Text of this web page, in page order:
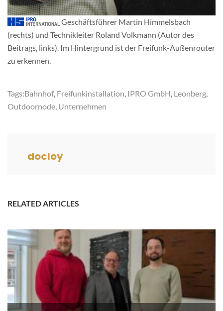
Geschäftsführer Martin Himmelsbach
(rechts) und Technikleiter Roland Volkmann (Autor des
Beitrags, links). Im Hintergrund ist der Freifunk-Außenrouter
zu erkennen.
Tags:Bahnhof, Freifunkinstallation IPRO GmbH Leonberg
Outdoornode Unternehmen
docloy
RELATED ARTICLES